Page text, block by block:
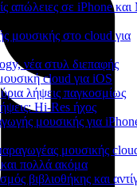
απώλειες σε iPhone και
μουσικής στο cloud για
νέα στυλ διεπαφής
cloud για iOS
λήψεις παγκοσμίως
Hi-Res ήχος
μουσικής για
μουσικής
πολλά ακόμα
βιβλιοθήκης και